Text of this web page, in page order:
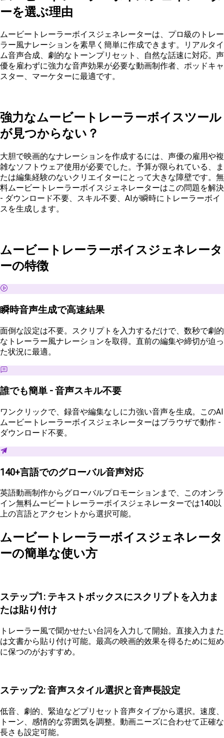
ーを選ぶ理由
ムービートレーラーボイスジェネレーターは、プロ級のトレー
ラー風ナレーションを素早く簡単に作成できます。リアルタイ
ム音声合成、劇的なトーンプリセット、自然な話速に対応。声
優を雇わずに強力な音声効果が必要な動画制作者、ポッドキャ
スター、マーケターに最適です。
強力なムービートレーラーボイスツール
が見つからない？
大胆で映画的なナレーションを作成するには、声優の雇用や複
雑なソフトウェア使用が必要でした。予算が限られている、ま
たは編集経験のないクリエイターにとって大きな障壁です。無
料ムービートレーラーボイスジェネレーターはこの問題を解決
- ダウンロード不要、スキル不要、AIが瞬時にトレーラーボイ
スを生成します。
ムービートレーラーボイスジェネレータ
ーの特徴
瞬時音声生成で高速結果
面倒な設定は不要。スクリプトを入力するだけで、数秒で劇的
なトレーラー風ナレーションを取得。直前の編集や締切が迫っ
た状況に最適。
誰でも簡単 - 音声スキル不要
ワンクリックで、録音や編集なしに力強い音声を生成。このAI
ムービートレーラーボイスジェネレーターはブラウザで動作 -
ダウンロード不要。
140+言語でのグローバル音声対応
英語動画制作からグローバルプロモーションまで、このオンラ
イン無料ムービートレーラーボイスジェネレーターでは140以
上の言語とアクセントから選択可能。
ムービートレーラーボイスジェネレータ
ーの簡単な使い方
ステップ1: テキストボックスにスクリプトを入力ま
たは貼り付け
トレーラー風で聞かせたい台詞を入力して開始。直接入力また
は文書から貼り付け可能。最高の映画的效果を得るために短め
に保つのがおすすめ。
ステップ2: 音声スタイル選択と音声長設定
低音、劇的、緊迫などプリセット音声タイプから選択。速度、
トーン、感情的な雰囲気を調整。動画ニーズに合わせて正確な
長さも設定可能。